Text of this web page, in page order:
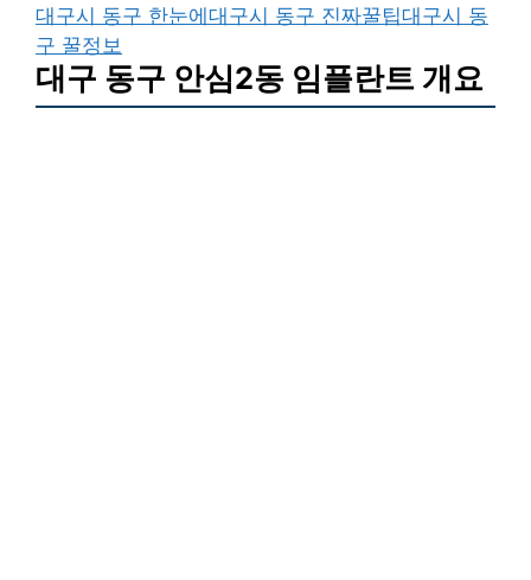
대구시 동구 한눈에대구시 동구 진짜꿀팁대구시 동
구 꿀정보
대구 동구 안심2동 임플란트 개요